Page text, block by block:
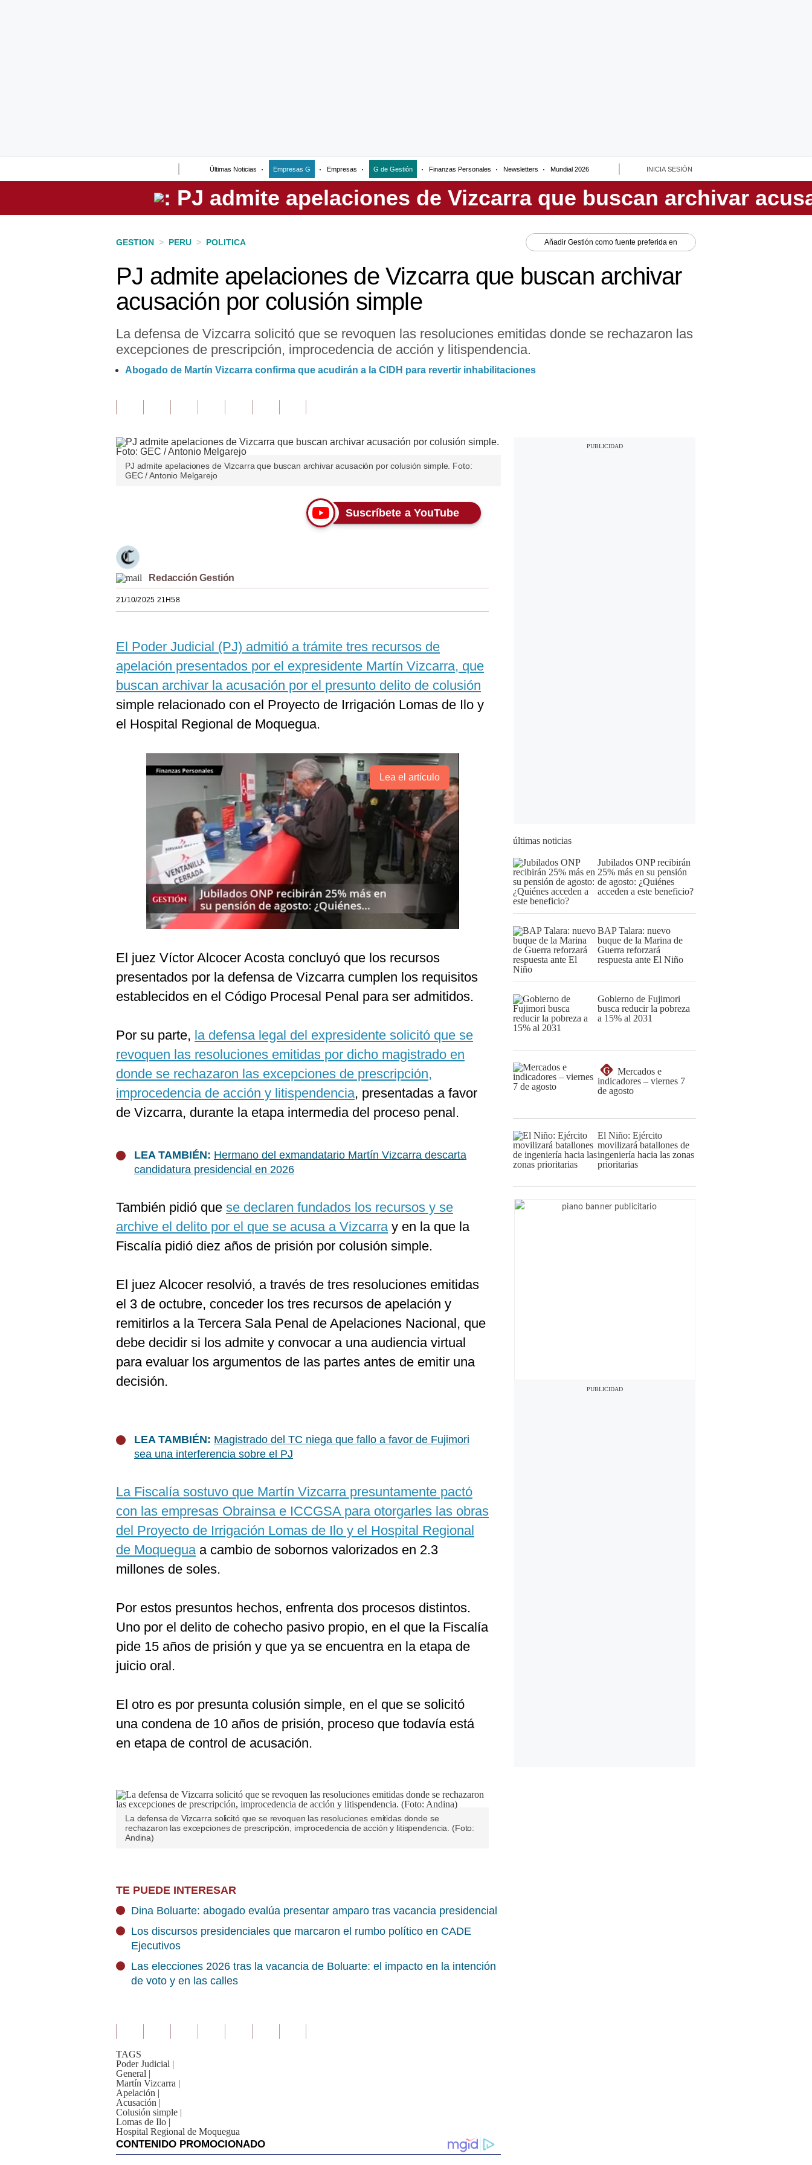
Últimas Noticias Empresas G Empresas G de Gestión Finanzas Personales Newsletters Mundial 2026 INICIA SESIÓN
Perú
GESTION > PERU > POLITICA Añadir Gestión como fuente preferida en
PJ admite apelaciones de Vizcarra que buscan archivar
acusación por colusión simple
La defensa de Vizcarra solicitó que se revoquen las resoluciones emitidas donde se rechazaron las
excepciones de prescripción, improcedencia de acción y litispendencia.
Abogado de Martín Vizcarra confirma que acudirán a la CIDH para revertir inhabilitaciones
PJ admite apelaciones de Vizcarra que buscan archivar acusación por colusión simple. Foto:
GEC / Antonio Melgarejo
Suscríbete a YouTube
Redacción Gestión
21/10/2025 21H58
El Poder Judicial (PJ) admitió a trámite tres recursos de
apelación presentados por el expresidente Martín Vizcarra, que
buscan archivar la acusación por el presunto delito de colusión
simple relacionado con el Proyecto de Irrigación Lomas de Ilo y
el Hospital Regional de Moquegua.
Lea el artículo
El juez Víctor Alcocer Acosta concluyó que los recursos
presentados por la defensa de Vizcarra cumplen los requisitos
establecidos en el Código Procesal Penal para ser admitidos.​
Por su parte, la defensa legal del expresidente solicitó que se
revoquen las resoluciones emitidas por dicho magistrado en
donde se rechazaron las excepciones de prescripción,
improcedencia de acción y litispendencia, presentadas a favor
de Vizcarra, durante la etapa intermedia del proceso penal.
LEA TAMBIÉN: Hermano del exmandatario Martín Vizcarra descarta
candidatura presidencial en 2026
También pidió que se declaren fundados los recursos y se
archive el delito por el que se acusa a Vizcarray en la que la
Fiscalía pidió diez años de prisión por colusión simple.
El juez Alcocer resolvió, a través de tres resoluciones emitidas
el 3 de octubre, conceder los tres recursos de apelación y
remitirlos a la Tercera Sala Penal de Apelaciones Nacional, que
debe decidir si los admite y convocar a una audiencia virtual
para evaluar los argumentos de las partes antes de emitir una
decisión.
LEA TAMBIÉN: Magistrado del TC niega que fallo a favor de Fujimori
sea una interferencia sobre el PJ
La Fiscalía sostuvo que Martín Vizcarra presuntamente pactó
con las empresas Obrainsa e ICCGSA para otorgarles las obras
del Proyecto de Irrigación Lomas de Ilo y el Hospital Regional
de Moqueguaa cambio de sobornos valorizados en 2.3
millones de soles.​
Por estos presuntos hechos, enfrenta dos procesos distintos.
Uno por el delito de cohecho pasivo propio, en el que la Fiscalía
pide 15 años de prisión y que ya se encuentra en la etapa de
juicio oral.
El otro es por presunta colusión simple, en el que se solicitó
una condena de 10 años de prisión, proceso que todavía está
en etapa de control de acusación.
La defensa de Vizcarra solicitó que se revoquen las resoluciones emitidas donde se
rechazaron las excepciones de prescripción, improcedencia de acción y litispendencia. (Foto:
Andina)
TE PUEDE INTERESAR
Dina Boluarte: abogado evalúa presentar amparo tras vacancia presidencial
Los discursos presidenciales que marcaron el rumbo político en CADE
Ejecutivos
Las elecciones 2026 tras la vacancia de Boluarte: el impacto en la intención
de voto y en las calles
TAGS
Poder Judicial |
General |
Martín Vizcarra |
Apelación |
Acusación |
Colusión simple |
Lomas de Ilo |
Hospital Regional de Moquegua
últimas noticias
Jubilados ONP recibirán
25% más en su pensión
de agosto: ¿Quiénes
acceden a este beneficio?
BAP Talara: nuevo
buque de la Marina de
Guerra reforzará
respuesta ante El Niño
Gobierno de Fujimori
busca reducir la pobreza
a 15% al 2031
G
Mercados e
indicadores – viernes 7
de agosto
El Niño: Ejército
movilizará batallones de
ingeniería hacia las zonas
prioritarias